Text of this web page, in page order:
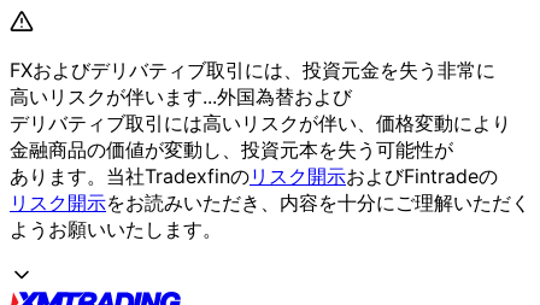
FXおよびデリバティブ取引には、 投資元金を失う 非常に
高いリスクが伴います...外国為替および
デリバティブ取引には高いリスクが伴い、 価格変動により
金融商品の価値が変動し、 投資元本を失う 可能性が
あります。 当社Tradexfinのリスク開示およびFintradeの
リスク開示をお読みいただき、 内容を十分にご理解いただく
よう お願いいたします。